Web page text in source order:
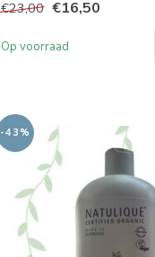
€23,00 €16,50
Op voorraad
-43%